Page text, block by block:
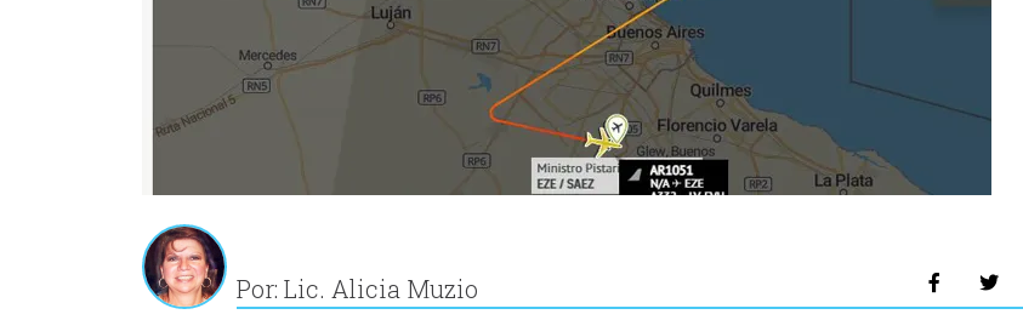
Por: Lic. Alicia Muzio